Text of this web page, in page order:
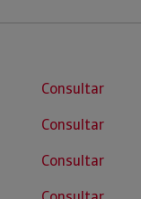
Consultar
Consultar
Consultar